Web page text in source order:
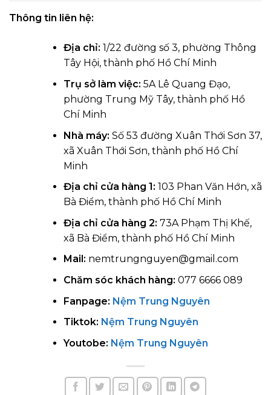
Thông tin liên hệ:
Địa chỉ: 1/22 đường số 3, phường Thông
Tây Hội, thành phố Hồ Chí Minh
Trụ sở làm việc: 5A Lê Quang Đạo,
phường Trung Mỹ Tây, thành phố Hồ
Chí Minh
Nhà máy: Số 53 đường Xuân Thới Sơn 37,
xã Xuân Thới Sơn, thành phố Hồ Chí
Minh
Địa chỉ cửa hàng 1: 103 Phan Văn Hớn, xã
Bà Điểm, thành phố Hồ Chí Minh
Địa chỉ cửa hàng 2: 73A Phạm Thị Khế,
xã Bà Điểm, thành phố Hồ Chí Minh
Mail: nemtrungnguyen@gmail.com
Chăm sóc khách hàng: 077 6666 089
Fanpage: Nệm Trung Nguyên
Tiktok: Nệm Trung Nguyên
Youtobe: Nệm Trung Nguyên